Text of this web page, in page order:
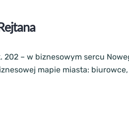
202 – w biznesowym sercu
mapie miasta: